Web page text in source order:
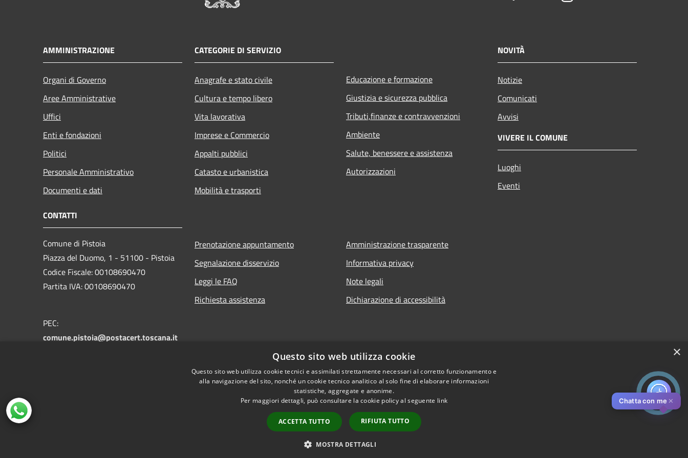
AMMINISTRAZIONE
Organi di Governo
Aree Amministrative
Uffici
Enti e fondazioni
Politici
Personale Amministrativo
Documenti e dati
CATEGORIE DI SERVIZIO
Anagrafe e stato civile
Cultura e tempo libero
Vita lavorativa
Imprese e Commercio
Appalti pubblici
Catasto e urbanistica
Mobilità e trasporti
Educazione e formazione
Giustizia e sicurezza pubblica
Tributi,finanze e contravvenzioni
Ambiente
Salute, benessere e assistenza
Autorizzazioni
NOVITÀ
Notizie
Comunicati
Avvisi
VIVERE IL COMUNE
Luoghi
Eventi
CONTATTI
Comune di Pistoia
Piazza del Duomo, 1 - 51100 - Pistoia
Codice Fiscale: 00108690470
Partita IVA: 00108690470
PEC:
comune.pistoia@postacert.toscana.it
Prenotazione appuntamento
Segnalazione disservizio
Leggi le FAQ
Richiesta assistenza
Amministrazione trasparente
Informativa privacy
Note legali
Dichiarazione di accessibilità
Copyright © 2026 • Comune di Pistoia • Powered by
Chatta con me ✕
×
Questo sito web utilizza cookie
Questo sito web utilizza cookie tecnici e assimilati strettamente necessari al corretto funzionamento e
alla navigazione del sito, nonché un cookie tecnico analitico al solo fine di elaborare informazioni
statistiche, aggregate e anonime.
Per maggiori dettagli, può consultare la cookie policy al seguente link
ACCETTA TUTTO RIFIUTA TUTTO
MOSTRA DETTAGLI